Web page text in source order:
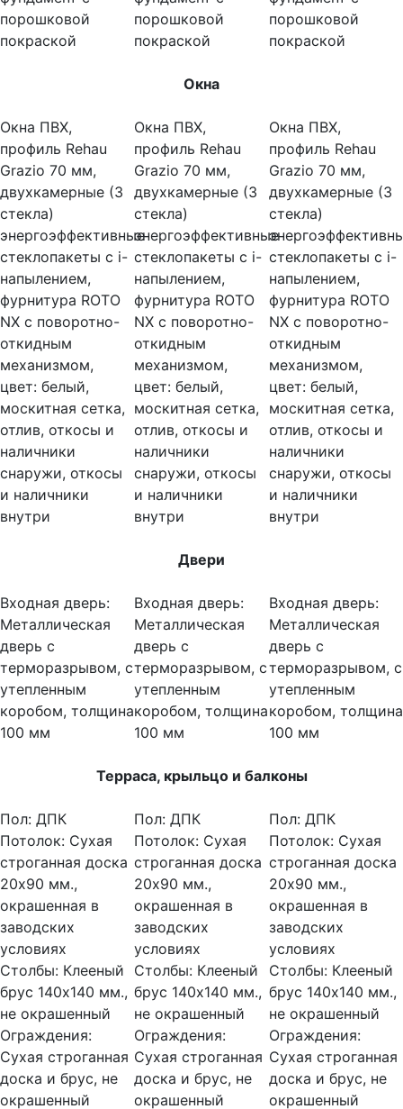
порошковой
покраской
порошковой
покраской
порошковой
покраской
Окна
Окна ПВХ,
профиль Rehau
Grazio 70 мм,
двухкамерные (3
стекла)
энергоэффективные
стеклопакеты c i-
напылением,
фурнитура ROTO
NX с поворотно-
откидным
механизмом,
цвет: белый,
москитная сетка,
отлив, откосы и
наличники
снаружи, откосы
и наличники
внутри
Окна ПВХ,
профиль Rehau
Grazio 70 мм,
двухкамерные (3
стекла)
энергоэффективные
стеклопакеты c i-
напылением,
фурнитура ROTO
NX с поворотно-
откидным
механизмом,
цвет: белый,
москитная сетка,
отлив, откосы и
наличники
снаружи, откосы
и наличники
внутри
Окна ПВХ,
профиль Rehau
Grazio 70 мм,
двухкамерные (3
стекла)
стеклопакеты c i-
напылением,
фурнитура ROTO
NX с поворотно-
откидным
механизмом,
цвет: белый,
москитная сетка,
отлив, откосы и
наличники
снаружи, откосы
и наличники
внутри
Двери
Входная дверь:
Металлическая
дверь с
терморазрывом, с
утепленным
коробом, толщина
100 мм
Входная дверь:
Металлическая
дверь с
терморазрывом, с
утепленным
коробом, толщина
100 мм
Входная дверь:
Металлическая
дверь с
терморазрывом, с
утепленным
коробом, толщина
100 мм
Терраса, крыльцо и балконы
Пол: ДПК
Потолок: Сухая
строганная доска
20х90 мм.,
окрашенная в
заводских
условиях
Столбы: Клееный
брус 140х140 мм.,
не окрашенный
Ограждения:
Сухая строганная
доска и брус, не
окрашенный
Пол: ДПК
Потолок: Сухая
строганная доска
20х90 мм.,
окрашенная в
заводских
условиях
Столбы: Клееный
брус 140х140 мм.,
не окрашенный
Ограждения:
Сухая строганная
доска и брус, не
окрашенный
Пол:ДПК
Потолок:Сухая
строганная доска
20х90 мм.,
окрашенная в
заводских
условиях
Столбы:Клееный
брус 140х140 мм.,
не окрашенный
Ограждения:
Сухая строганная
доска и брус, не
окрашенный